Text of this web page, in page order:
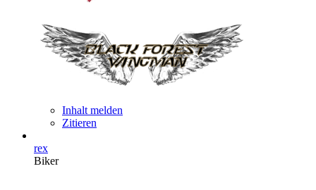
Inhalt melden
Zitieren
rex
Biker